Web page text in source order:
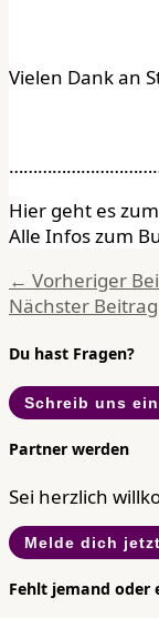
Vielen Dank an
Hier geht es
Alle Infos zum
← Vorheriger
Nächster Beitrag
Du hast Fragen?
Schreib uns
Partner werden
Sei herzlich
Melde dich
Fehlt jemand oder